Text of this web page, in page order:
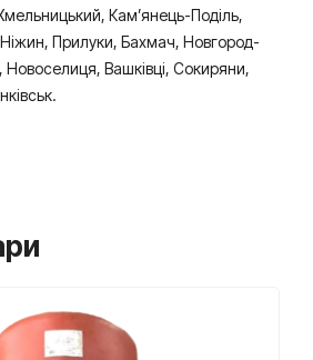
Кам’янець-Поділь,
Ніжин, Прилуки, Бахмач, Новгород-
Новоселиця, Вашківці, Сокиряни,